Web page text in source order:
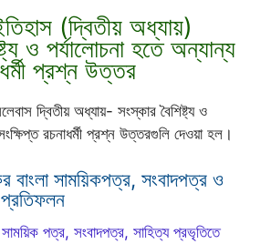
(দ্বিতীয় অধ্যায়)
ও পর্যালোচনা হতে অন্যান্য
প্রশ্ন উত্তর
দ্বিতীয় অধ্যায়- সংস্কার বৈশিষ্ট্য ও
রচনাধর্মী প্রশ্ন উত্তরগুলি দেওয়া হল।
বাংলা সাময়িকপত্র, সংবাদপত্র ও
প্রতিফলন
পত্র, সংবাদপত্র, সাহিত্য প্রভৃতিতে